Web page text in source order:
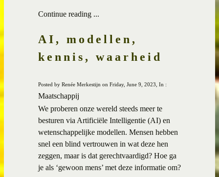
Continue reading ...
AI, modellen,
kennis, waarheid
Posted by Renée Merkestijn on Friday, June 9, 2023, In :
Maatschappij
We proberen onze wereld steeds meer te
besturen via Artificiële Intelligentie (AI) en
wetenschappelijke modellen. Mensen hebben
snel een blind vertrouwen in wat deze hen
zeggen, maar is dat gerechtvaardigd? Hoe ga
je als ‘gewoon mens’ met deze informatie om?